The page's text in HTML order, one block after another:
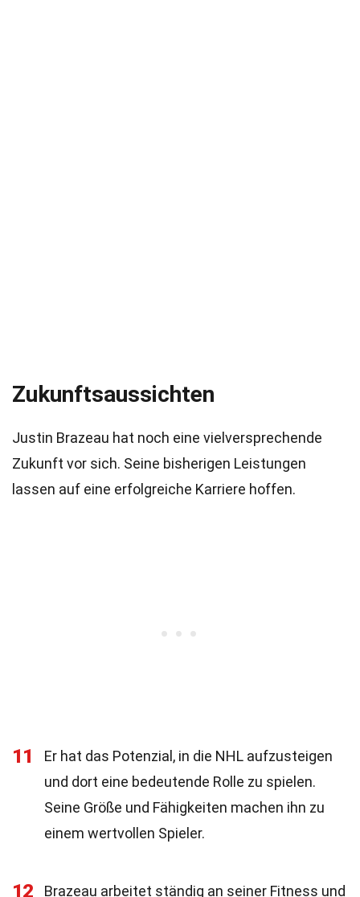
Zukunftsaussichten
Justin Brazeau hat noch eine vielversprechende
Zukunft vor sich. Seine bisherigen Leistungen
lassen auf eine erfolgreiche Karriere hoffen.
11
Er hat das Potenzial, in die NHL aufzusteigen
und dort eine bedeutende Rolle zu spielen.
Seine Größe und Fähigkeiten machen ihn zu
einem wertvollen Spieler.
12 Brazeau arbeitet ständig an seiner Fitness und